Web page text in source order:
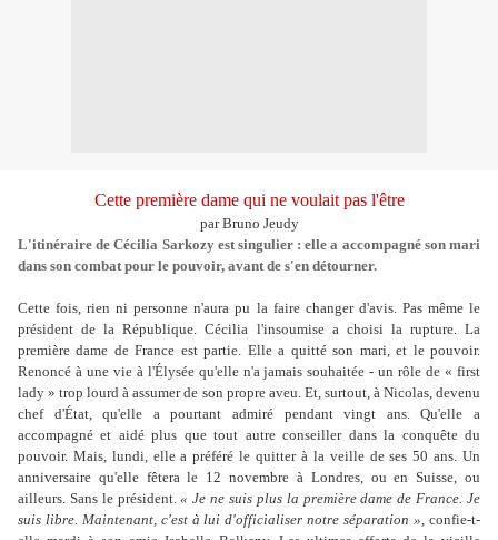
Cette première dame qui ne voulait pas l'être
par Bruno Jeudy
L'itinéraire de Cécilia Sarkozy est singulier : elle a accompagné son mari
dans son combat pour le pouvoir, avant de s'en détourner.
Cette fois, rien ni personne n'aura pu la faire changer d'avis. Pas même le
président de la République. Cécilia l'insoumise a choisi la rupture. La
première dame de France est partie. Elle a quitté son mari, et le pouvoir.
Renoncé à une vie à l'Élysée qu'elle n'a jamais souhaitée - un rôle de « first
lady » trop lourd à assumer de son propre aveu. Et, surtout, à Nicolas, devenu
chef d'État, qu'elle a pourtant admiré pendant vingt ans. Qu'elle a
accompagné et aidé plus que tout autre conseiller dans la conquête du
pouvoir. Mais, lundi, elle a préféré le quitter à la veille de ses 50 ans. Un
anniversaire qu'elle fêtera le 12 novembre à Londres, ou en Suisse, ou
ailleurs. Sans le président.« Je ne suis plus la première dame de France. Je
suis libre. Maintenant, c'est à lui d'officialiser notre séparation », confie-t-